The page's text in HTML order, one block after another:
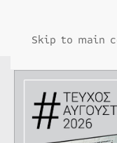
Skip to main